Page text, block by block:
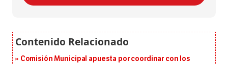
Comisión Municipal apuesta por coordinar con los